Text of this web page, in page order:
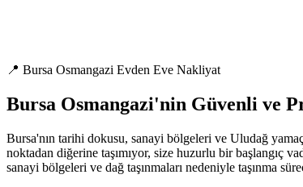
📍 Bursa Osmangazi Evden Eve Nakliyat
Bursa Osmangazi'nin Güvenli ve
Bursa'nın tarihi dokusu, sanayi bölgeleri ve Uludağ
noktadan diğerine taşımıyor, size huzurlu bir başlangıç
sanayi bölgeleri ve dağ taşınmaları nedeniyle taşınma